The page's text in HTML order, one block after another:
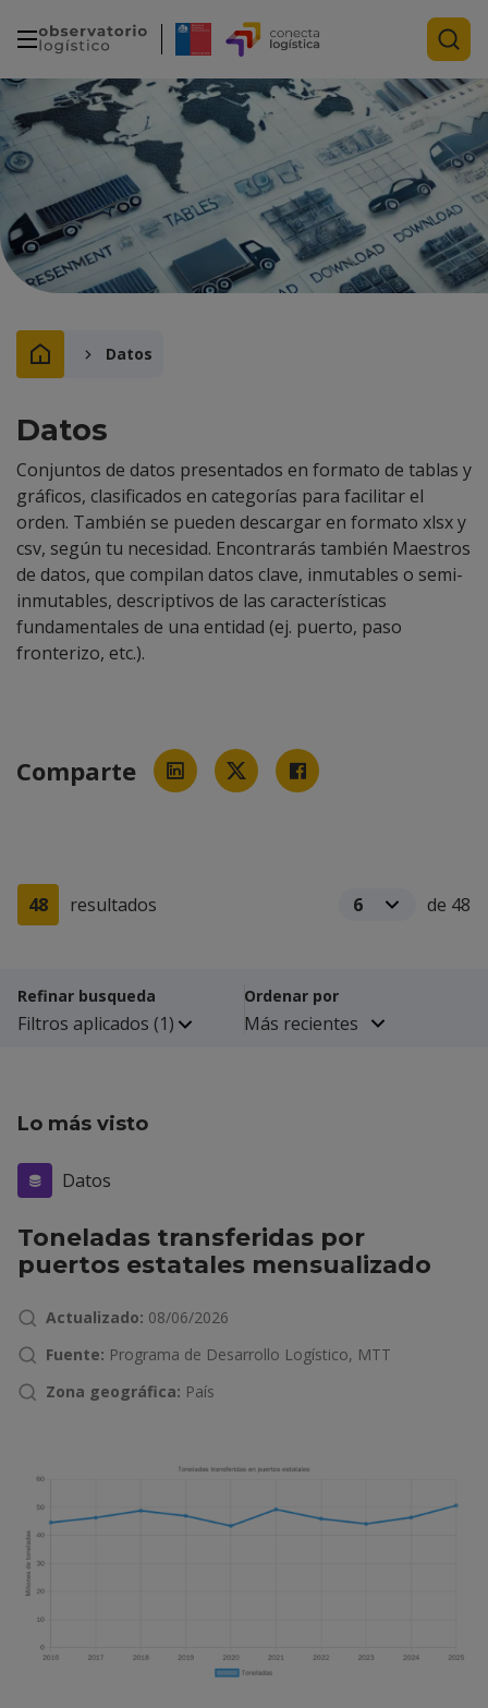
Datos
Datos
Conjuntos de datos presentados en formato de tablas y
gráficos, clasificados en categorías para facilitar el
orden. También se pueden descargar en formato xlsx y
csv, según tu necesidad. Encontrarás también Maestros
de datos, que compilan datos clave, inmutables o semi-
inmutables, descriptivos de las características
fundamentales de una entidad (ej. puerto, paso
fronterizo, etc.).
Comparte
48 resultados de 48
Refinar busqueda
Filtros aplicados (1)
Ordenar por
Lo más visto
Datos
Toneladas transferidas por
puertos estatales mensualizado
Actualizado: 08/06/2026
Fuente: Programa de Desarrollo Logístico, MTT
Zona geográfica: País